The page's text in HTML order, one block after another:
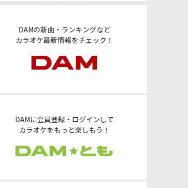
DAMの新曲・ランキングなど
カラオケ最新情報をチェック！
DAMに会員登録・ログインして
カラオケをもっと楽しもう！